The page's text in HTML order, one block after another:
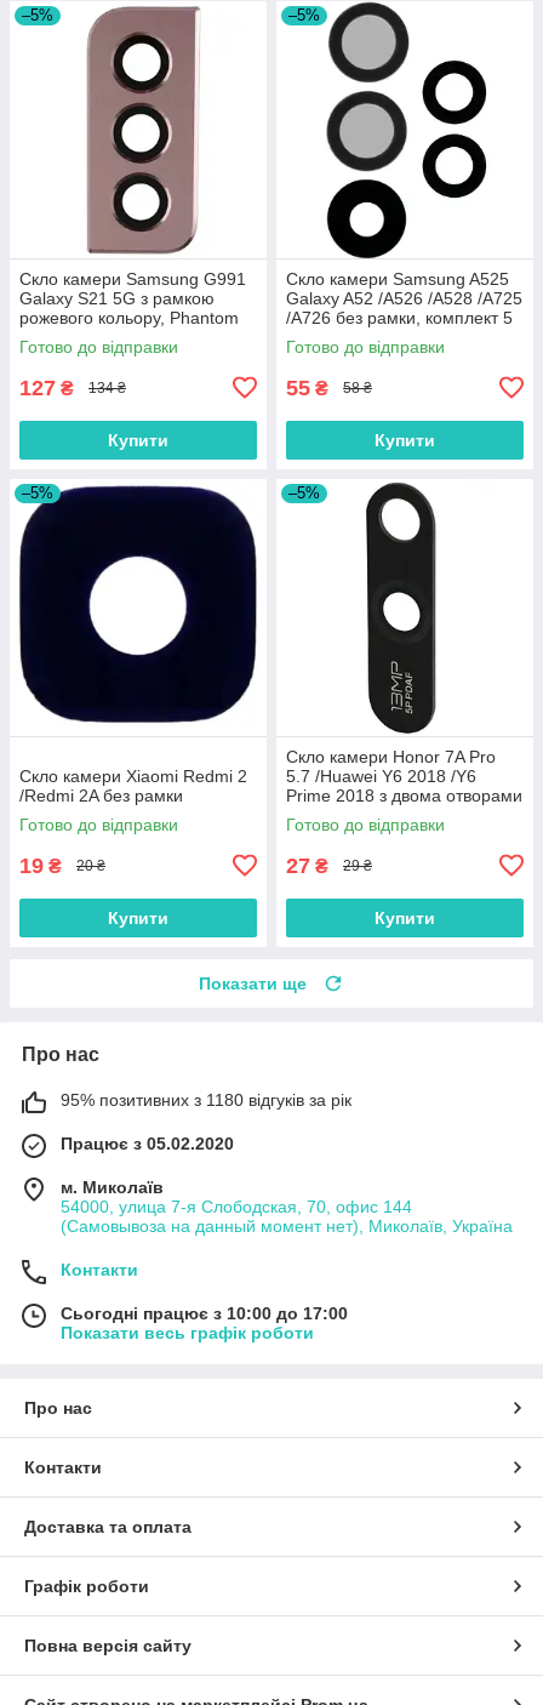
–5%
Скло камери Samsung G991
Galaxy S21 5G з рамкою
рожевого кольору, Phantom
Pink /Phantom Violet /Phantom
Red
Готово до відправки
127 ₴ 134 ₴
Купити
–5%
Скло камери Samsung A525
Galaxy A52 /A526 /A528 /A725
/A726 без рамки, комплект 5
шт.
Готово до відправки
55 ₴ 58 ₴
Купити
–5%
Скло камери Xiaomi Redmi 2
/Redmi 2A без рамки
Готово до відправки
19 ₴ 20 ₴
Купити
–5%
Скло камери Honor 7A Pro
5.7 /Huawei Y6 2018 /Y6
Prime 2018 з двома отворами
без рамки
Готово до відправки
27 ₴ 29 ₴
Купити
Показати ще
Про нас
95% позитивних з 1180 відгуків за рік
Працює з 05.02.2020
м. Миколаїв
54000, улица 7-я Слободская, 70, офис 144
(Самовывоза на данный момент нет), Миколаїв, Україна
Контакти
Сьогодні працює з 10:00 до 17:00
Показати весь графік роботи
Про нас
Контакти
Доставка та оплата
Графік роботи
Повна версія сайту